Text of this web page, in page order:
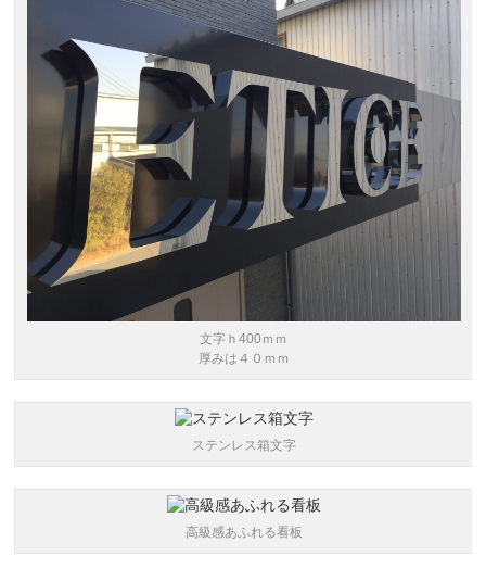
文字ｈ400ｍｍ
厚みは４０ｍｍ
ステンレス箱文字
高級感あふれる看板